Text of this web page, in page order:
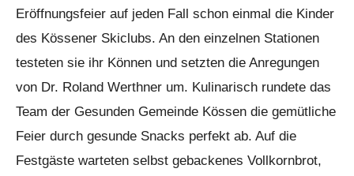
Eröffnungsfeier auf jeden Fall schon einmal die Kinder
des Kössener Skiclubs. An den einzelnen Stationen
testeten sie ihr Können und setzten die Anregungen
von Dr. Roland Werthner um. Kulinarisch rundete das
Team der Gesunden Gemeinde Kössen die gemütliche
Feier durch gesunde Snacks perfekt ab. Auf die
Festgäste warteten selbst gebackenes Vollkornbrot,